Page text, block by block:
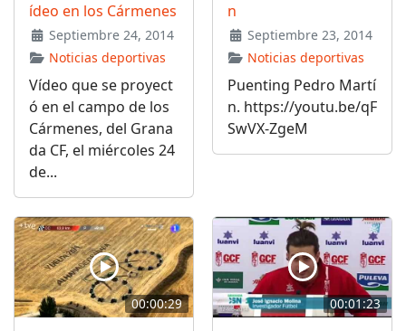
ídeo en los Cármenes
Septiembre 24, 2014
Noticias deportivas
Vídeo que se proyect
ó en el campo de los
Cármenes, del Grana
da CF, el miércoles 24
de...
n
Septiembre 23, 2014
Noticias deportivas
Puenting Pedro Martí
n. https://youtu.be/qF
SwVX-ZgeM
00:00:29 00:01:23